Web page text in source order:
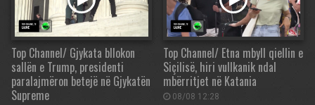
Top Channel/ Gjykata bllokon
sallën e Trump, presidenti
paralajmëron betejë në Gjykatën
Supreme
Top Channel/ Etna mbyll qiellin e
Siçilisë, hiri vullkanik ndal
mbërritjet në Katania
08/08 12:28